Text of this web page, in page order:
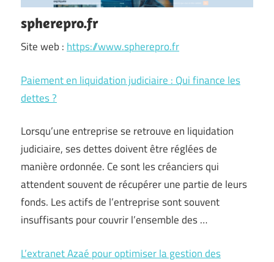
spherepro.fr
Site web :https://www.spherepro.fr
Paiement en liquidation judiciaire : Qui finance les
dettes ?
Lorsqu’une entreprise se retrouve en liquidation
judiciaire, ses dettes doivent être réglées de
manière ordonnée. Ce sont les créanciers qui
attendent souvent de récupérer une partie de leurs
fonds. Les actifs de l’entreprise sont souvent
insuffisants pour couvrir l’ensemble des …
L’extranet Azaé pour optimiser la gestion des